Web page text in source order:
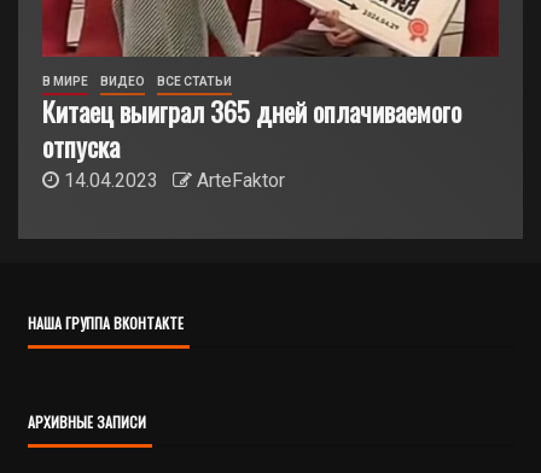
В МИРЕ ВИДЕО ВСЕ СТАТЬИ
Китаец выиграл 365 дней оплачиваемого
отпуска
14.04.2023 ArteFaktor
НАША ГРУППА ВКОНТАКТЕ
АРХИВНЫЕ ЗАПИСИ